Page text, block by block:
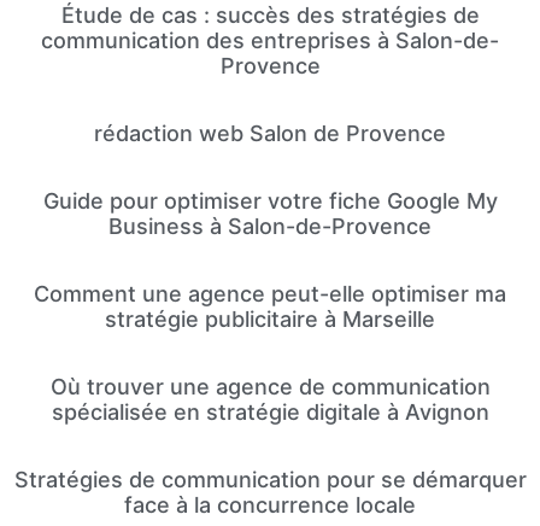
Étude de cas : succès des stratégies de
communication des entreprises à Salon-de-
Provence
rédaction web Salon de Provence
Guide pour optimiser votre fiche Google My
Business à Salon-de-Provence
Comment une agence peut-elle optimiser ma
stratégie publicitaire à Marseille
Où trouver une agence de communication
spécialisée en stratégie digitale à Avignon
Stratégies de communication pour se démarquer
face à la concurrence locale